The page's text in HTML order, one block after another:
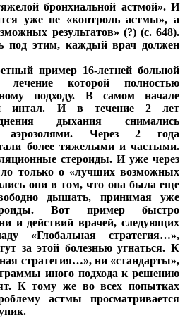
бронхиальной астмой». И
уже не «контроль астмы», а
результатов» (?) (с. 648).
под этим, каждый врач должен
пример 16-летней больной
лечение которой полностью
подходу. В самом начале
интал. И в течение 2 лет
дыхания снимались
аэрозолями. Через 2 года
более тяжелыми и частыми.
стероиды. И уже через
только о «лучших возможных
они в том, что она была еще
дышать, принимая уже
Вот пример быстро
и действий врачей, следующих
«Глобальная стратегия…»,
за этой болезнью угнаться. К
стратегия…», ни «стандарты»,
иного подхода к решению
К тому же во всех попытках
астмы просматривается